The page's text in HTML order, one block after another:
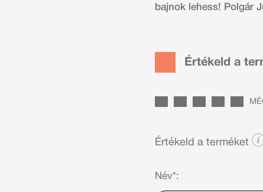
bajnok lehess! Polgár
Értékeld a
Értékeld a terméket
Név*: